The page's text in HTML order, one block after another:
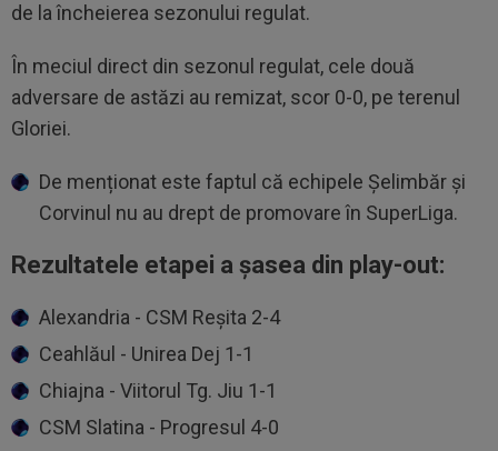
de la încheierea sezonului regulat.
În meciul direct din sezonul regulat, cele două
adversare de astăzi au remizat, scor 0-0, pe terenul
Gloriei.
De menționat este faptul că echipele Șelimbăr și
Corvinul nu au drept de promovare în SuperLiga.
Rezultatele etapei a șasea din play-out:
Alexandria - CSM Reșita 2-4
Ceahlăul - Unirea Dej 1-1
Chiajna - Viitorul Tg. Jiu 1-1
CSM Slatina - Progresul 4-0